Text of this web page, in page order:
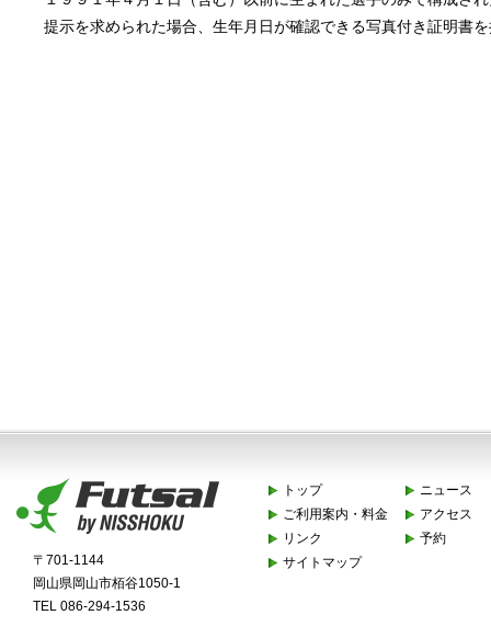
提示を求められた場合、生年月日が確認できる写真付き証明書
〒701-1144
岡山県岡山市栢谷1050-1
TEL 086-294-1536
トップ
ニュース
ご利用案内・料金
アクセス
リンク
予約
サイトマップ